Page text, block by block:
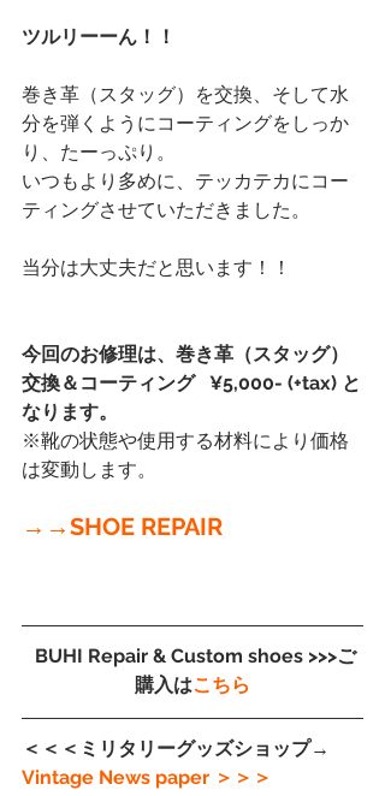
ツルリーーん！！
巻き革（スタッグ）を交換、そして水
分を弾くようにコーティングをしっか
り、たーっぷり。
いつもより多めに、テッカテカにコー
ティングさせていただきました。
当分は大丈夫だと思います！！
今回のお修理は、巻き革（スタッグ）
交換＆コーティング   ¥5,000- (+tax) と
なります。
※靴の状態や使用する材料により価格
は変動します。
→→SHOE REPAIR
購入はこちら
＜＜＜ミリタリーグッズショップ→
Vintage News paper ＞＞＞